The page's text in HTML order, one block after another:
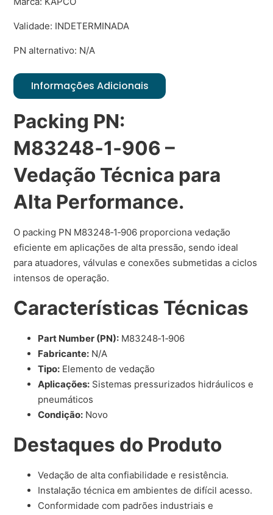
Validade: INDETERMINADA
PN alternativo: N/A
Informações Adicionais
Packing PN:
M83248‑1‑906 –
Vedação Técnica para
Alta Performance.
O packing PN M83248‑1‑906 proporciona vedação
eficiente em aplicações de alta pressão, sendo ideal
para atuadores, válvulas e conexões submetidas a ciclos
intensos de operação.
Características Técnicas
Part Number (PN): M83248‑1‑906
Fabricante: N/A
Tipo: Elemento de vedação
Aplicações: Sistemas pressurizados hidráulicos e
pneumáticos
Condição: Novo
Destaques do Produto
Vedação de alta confiabilidade e resistência.
Instalação técnica em ambientes de difícil acesso.
Conformidade com padrões industriais e